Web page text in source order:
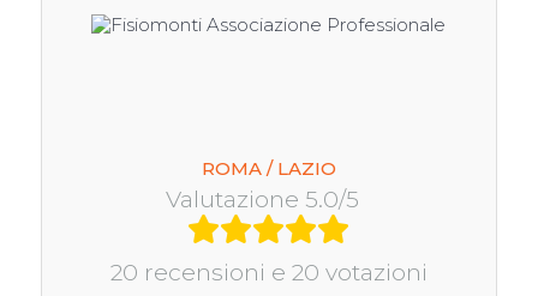
ROMA / LAZIO
Valutazione 5.0/5
20 recensioni e 20 votazioni